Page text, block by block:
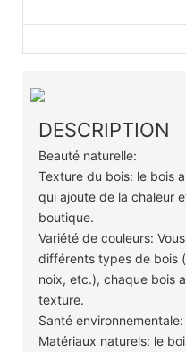
DESCRIPTION
Beauté naturelle:
Texture du bois: le bois
qui ajoute de la chaleur
boutique.
Variété de couleurs:
différents types de bois
noix, etc.), chaque bois
texture.
Santé environnementale:
Matériaux naturels: le